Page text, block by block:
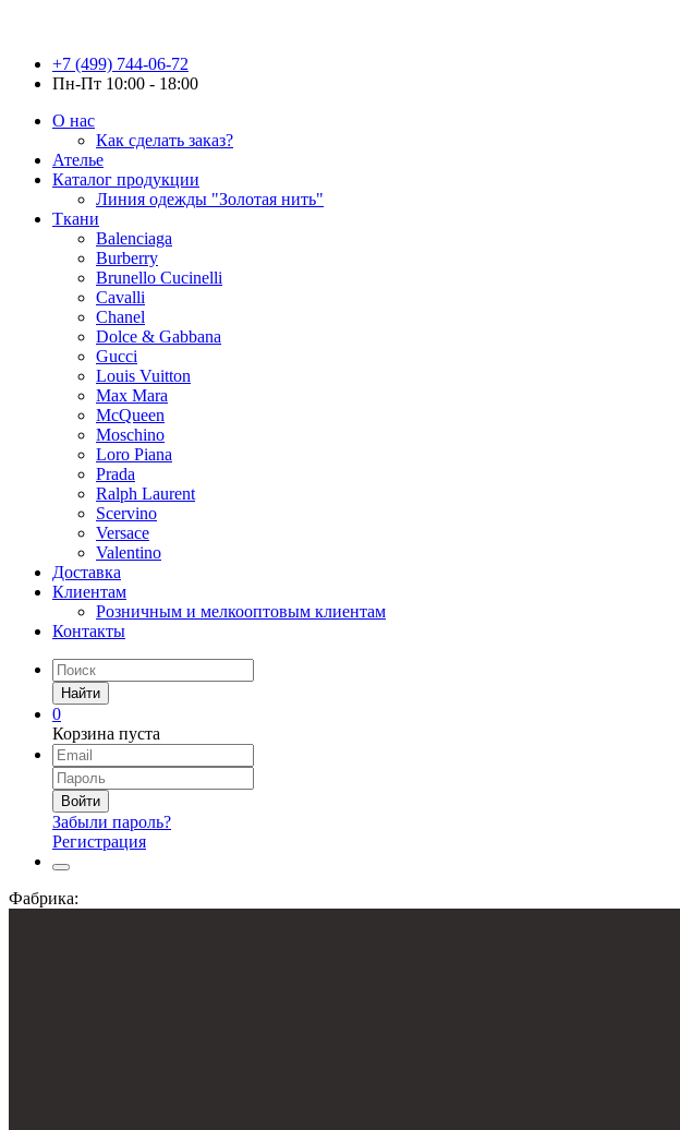
+7 (499) 744-06-72
Пн-Пт 10:00 - 18:00
О нас
Как сделать заказ?
Ателье
Каталог продукции
Линия одежды "Золотая нить"
Ткани
Balenciaga
Burberry
Brunello Cucinelli
Cavalli
Chanel
Dolce & Gabbana
Gucci
Louis Vuitton
Max Mara
McQueen
Moschino
Loro Piana
Prada
Ralph Laurent
Scervino
Versace
Valentino
Доставка
Клиентам
Розничным и мелкооптовым клиентам
Контакты
Найти
0
Корзина пуста
Войти
Забыли пароль?
Регистрация
Фабрика: